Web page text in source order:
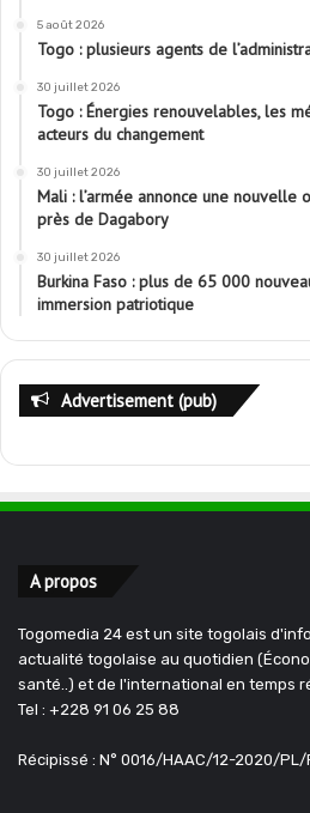
5 août 2026
Togo : plusieurs agents de
30 juillet 2026
Togo : Énergies renouvelables, les
acteurs du changement
30 juillet 2026
Mali : l’armée annonce une nouvelle
près de Dagabory
30 juillet 2026
Burkina Faso : plus de 65 000
immersion patriotique
Advertisement (pub)
A propos
Togomedia 24 est un site togolais
actualité togolaise au quotidien
santé..) et de l'international en temps
Tel : +228 91 06 25 88
Récipissé : N° 0016/HAAC/12-2020/PL/